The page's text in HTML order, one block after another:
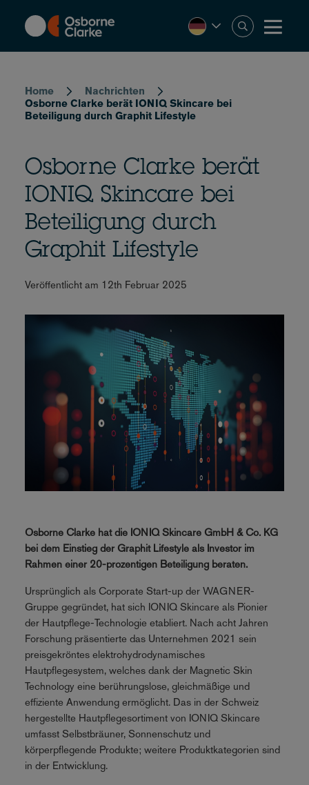
content
Home
Nachrichten
Osborne Clarke berät IONIQ Skincare bei
Beteiligung durch Graphit Lifestyle
Osborne Clarke berät
IONIQ Skincare bei
Beteiligung durch
Graphit Lifestyle
Veröffentlicht am 12th Februar 2025
Osborne Clarke hat die IONIQ Skincare GmbH & Co. KG
bei dem Einstieg der Graphit Lifestyle als Investor im
Rahmen einer 20-prozentigen Beteiligung beraten.
Ursprünglich als Corporate Start-up der WAGNER-
Gruppe gegründet, hat sich IONIQ Skincare als Pionier
der Hautpflege-Technologie etabliert. Nach acht Jahren
Forschung präsentierte das Unternehmen 2021 sein
preisgekröntes elektrohydrodynamisches
Hautpflegesystem, welches dank der Magnetic Skin
Technology eine berührungslose, gleichmäßige und
effiziente Anwendung ermöglicht. Das in der Schweiz
hergestellte Hautpflegesortiment von IONIQ Skincare
umfasst Selbstbräuner, Sonnenschutz und
körperpflegende Produkte; weitere Produktkategorien sind
in der Entwicklung.